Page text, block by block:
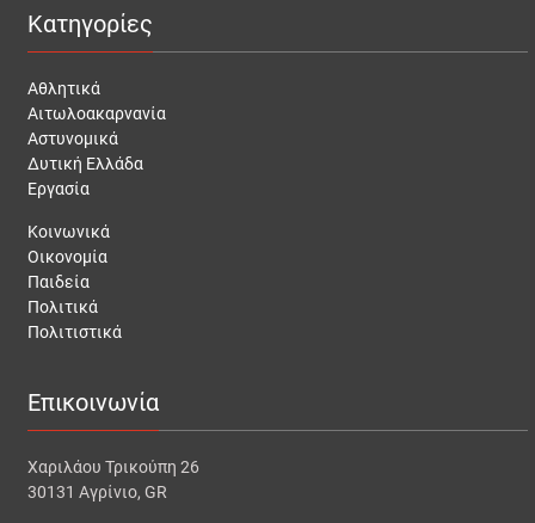
Κατηγορίες
Αθλητικά
Αιτωλοακαρνανία
Αστυνομικά
Δυτική Ελλάδα
Εργασία
Κοινωνικά
Οικονομία
Παιδεία
Πολιτικά
Πολιτιστικά
Επικοινωνία
Χαριλάου Τρικούπη 26
30131 Αγρίνιο, GR